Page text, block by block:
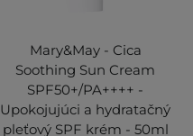
Mary&May - Cica
Soothing Sun Cream
SPF50+/PA++++ -
Upokojujúci a hydratačný
pleťový SPF krém - 50ml